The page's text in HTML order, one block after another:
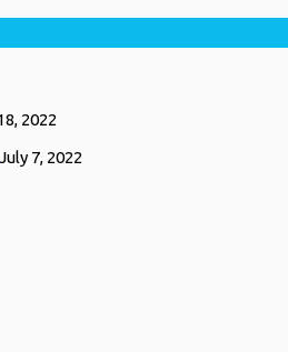
2022
July 7, 2022